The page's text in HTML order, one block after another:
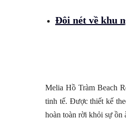
Đôi nét về khu
Melia Hồ Tràm Beach
tinh tế. Được thiết kế
hoàn toàn rời khỏi sự ồn